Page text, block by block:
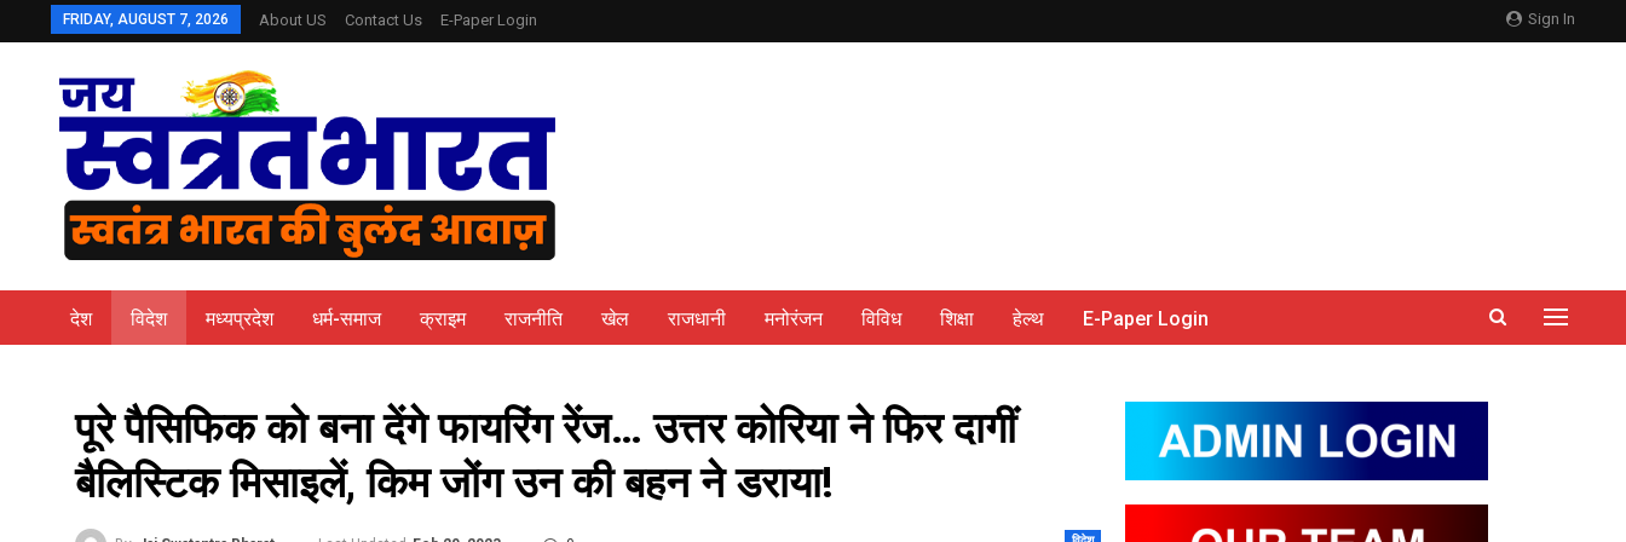
Sign In
FRIDAY, AUGUST 7, 2026 About US Contact Us E-Paper Login
देश विदेश मध्यप्रदेश धर्म-समाज क्राइम राजनीति खेल राजधानी मनोरंजन विविध शिक्षा हेल्थ E-Paper Login
पूरे पैसिफिक को बना देंगे फायरिंग रेंज… उत्तर कोरिया ने फिर दागीं
बैलिस्टिक मिसाइलें, किम जोंग उन की बहन ने डराया!